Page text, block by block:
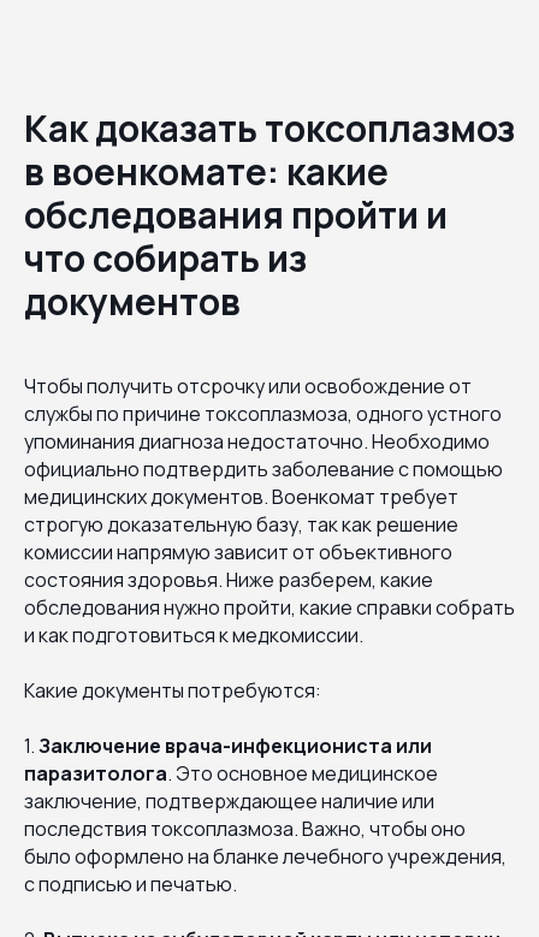
Как доказать токсоплазмоз
в военкомате: какие
обследования пройти и
что собирать из
документов
Чтобы получить отсрочку или освобождение от
службы по причине токсоплазмоза, одного устного
упоминания диагноза недостаточно. Необходимо
официально подтвердить заболевание с помощью
медицинских документов. Военкомат требует
строгую доказательную базу, так как решение
комиссии напрямую зависит от объективного
состояния здоровья. Ниже разберем, какие
обследования нужно пройти, какие справки собрать
и как подготовиться к медкомиссии.
Какие документы потребуются:
1.Заключение врача-инфекциониста или
паразитолога. Это основное медицинское
заключение, подтверждающее наличие или
последствия токсоплазмоза. Важно, чтобы оно
было оформлено на бланке лечебного учреждения,
с подписью и печатью.